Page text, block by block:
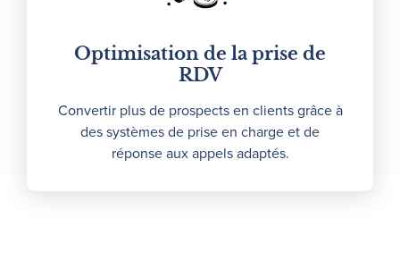
Optimisation de la prise de
RDV
Convertir plus de prospects en clients grâce à
des systèmes de prise en charge et de
réponse aux appels adaptés.